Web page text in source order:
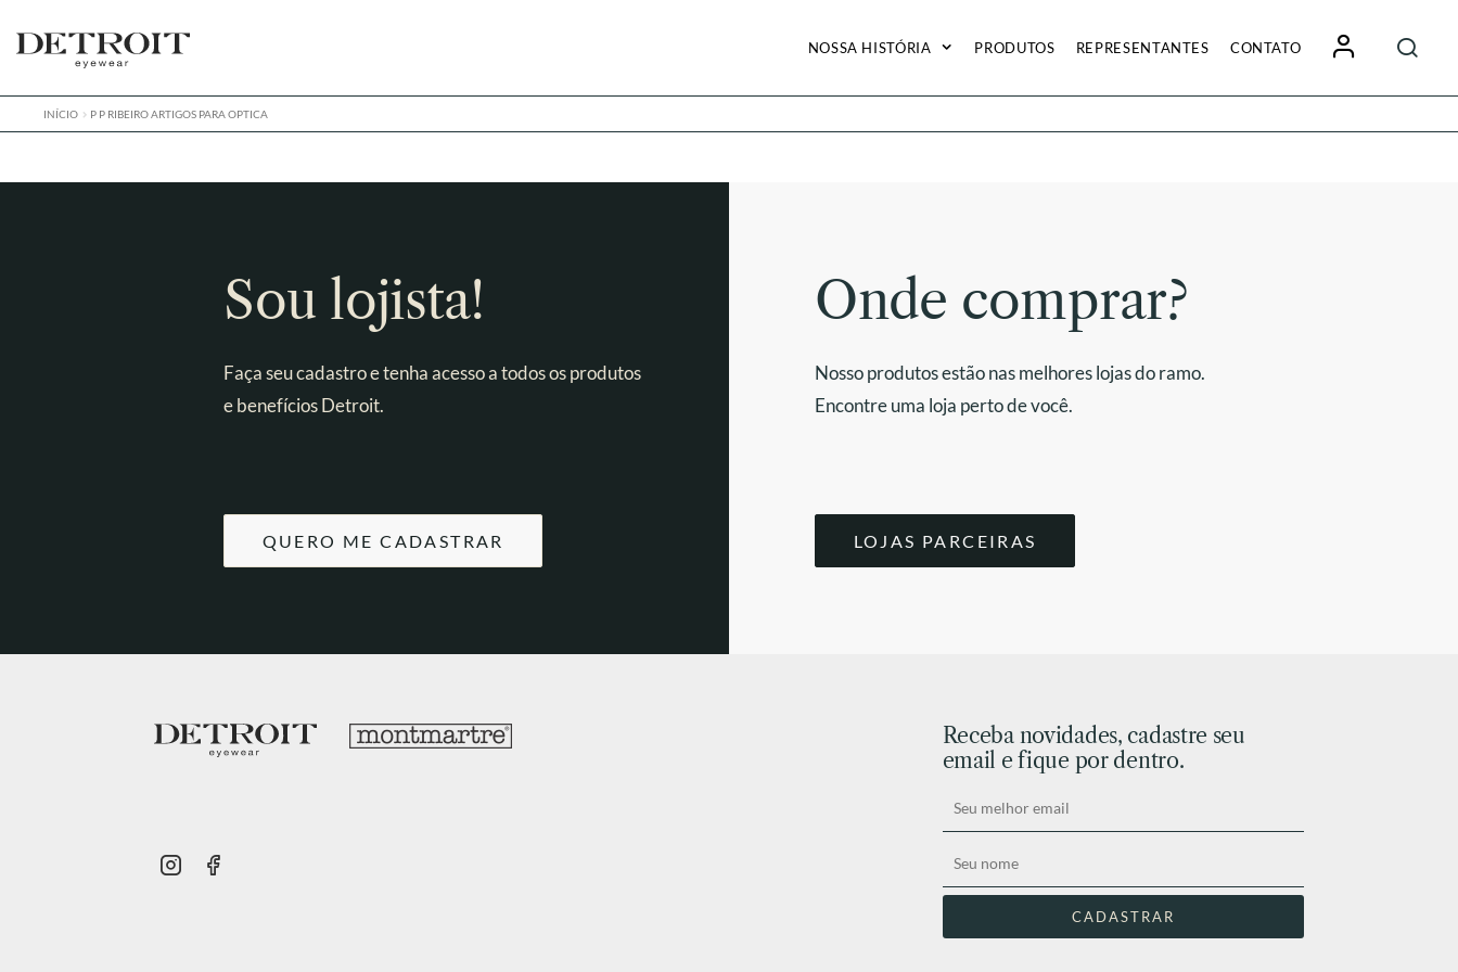
navegação
o
conteúdo
NOSSA HISTÓRIA PRODUTOS REPRESENTANTES CONTATO
por:
INÍCIO P P RIBEIRO ARTIGOS PARA OPTICA
Sou lojista!
Faça seu cadastro e tenha acesso a todos os produtos
e benefícios Detroit.
QUERO ME CADASTRAR
Onde comprar?
Nosso produtos estão nas melhores lojas do ramo.
Encontre uma loja perto de você.
LOJAS PARCEIRAS
Receba novidades, cadastre seu
email e fique por dentro.